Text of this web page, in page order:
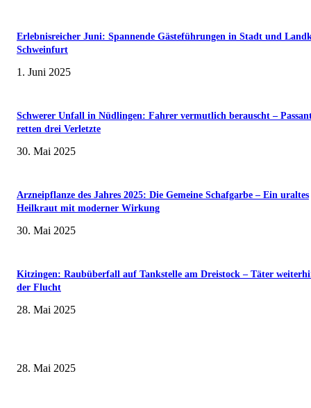
Erlebnisreicher Juni: Spannende Gästeführungen in Stadt und
Schweinfurt
1. Juni 2025
Schwerer Unfall in Nüdlingen: Fahrer vermutlich berauscht –
retten drei Verletzte
30. Mai 2025
Arzneipflanze des Jahres 2025: Die Gemeine Schafgarbe – Ein uraltes
Heilkraut mit moderner Wirkung
30. Mai 2025
Kitzingen: Raubüberfall auf Tankstelle am Dreistock – Täter
der Flucht
28. Mai 2025
28. Mai 2025